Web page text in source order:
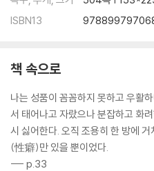
36. 역사서의 세 가지 서술 체제
37. 선진先秦 이전의 제자諸子 25
40. 내용이 중복되는 《열자列子》와
41. 《순자荀子》는 한유韓愈 문장
42. 《관자管子》와 《안자晏子》의
43. 글이 가장 빼어난 귀곡자鬼谷子
44. 《손자孫子》는 병가兵家 서적
45. 《귀곡자鬼谷子》에서 변화되어
ISBN13
책 속으로
나는 성품이 꼼꼼하지 못하고 우활
서 태어나고 자랐으나 분잡하고 화
시 싫어한다. 오직 조용히 한 방에
(性癖)만 있을 뿐이었다.
--- p.33